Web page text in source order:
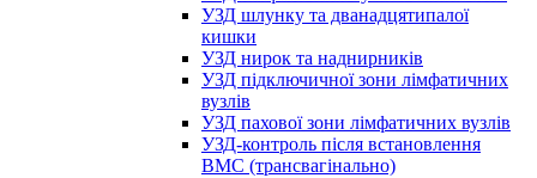
УЗД шлунку та дванадцятипалої
кишки
УЗД нирок та наднирників
УЗД підключичної зони лімфатичних
вузлів
УЗД пахової зони лімфатичних вузлів
УЗД-контроль після встановлення
ВМС (трансвагінально)